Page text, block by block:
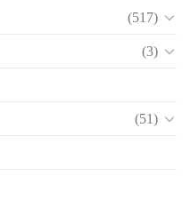
(517)
(3)
(51)